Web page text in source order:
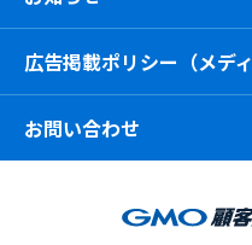
広告掲載ポリシー（メデ
お問い合わせ